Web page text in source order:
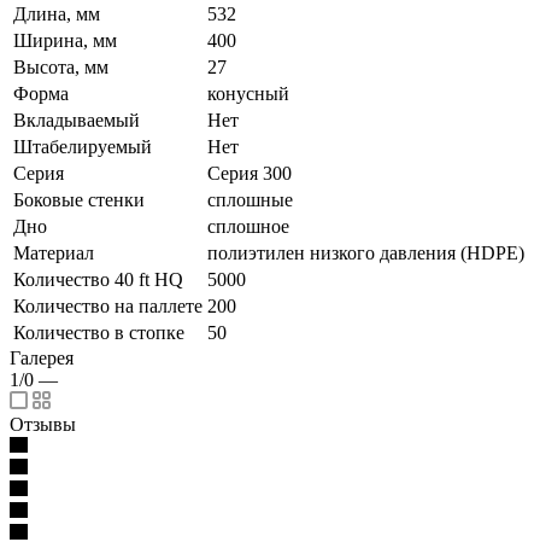
Длина, мм
532
Ширина, мм
400
Высота, мм
27
Форма
конусный
Вкладываемый
Нет
Штабелируемый
Нет
Серия
Серия 300
Боковые стенки
сплошные
Дно
сплошное
Материал
полиэтилен низкого давления (HDPE)
Количество 40 ft HQ
5000
Количество на паллете 200
Количество в стопке
50
Галерея
1/0 —
Отзывы